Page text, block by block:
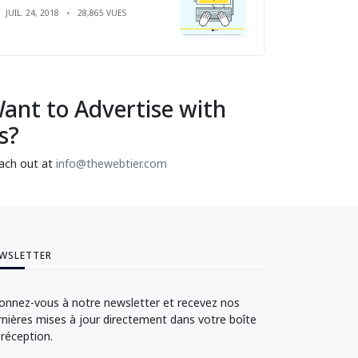
JUIL. 24, 2018 28,865 VUES
to Advertise with
out at info@thewebtier.com
vous à notre newsletter et recevez nos
mises à jour directement dans votre boîte